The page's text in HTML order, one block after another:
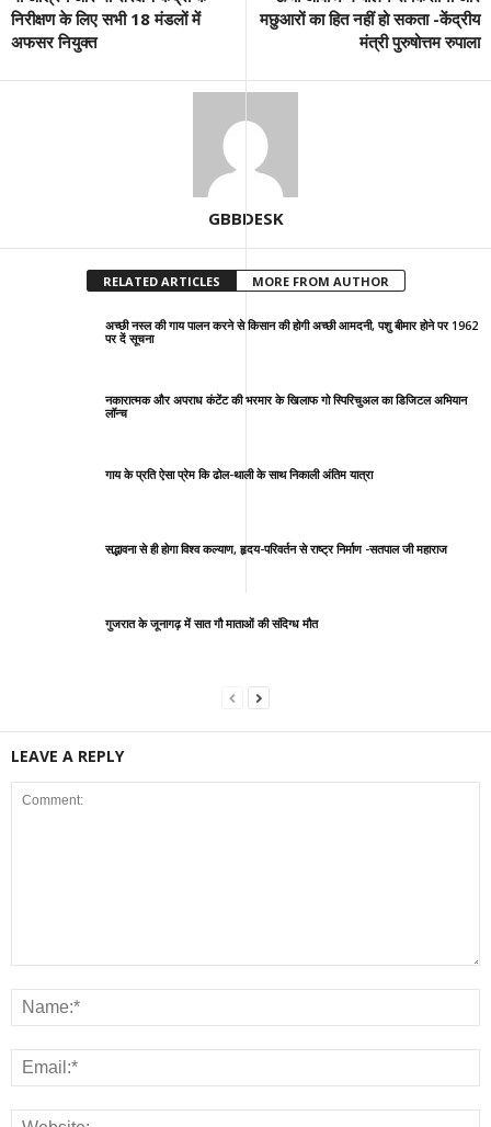
निरीक्षण के लिए सभी 18 मंडलों में
अफसर नियुक्त
मछुआरों का हित नहीं हो सकता -केंद्रीय
मंत्री पुरुषोत्तम रुपाला
GBBDESK
RELATED ARTICLES MORE FROM AUTHOR
अच्छी नस्ल की गाय पालन करने से किसान की होगी अच्छी आमदनी, पशु बीमार होने पर 1962
पर दें सूचना
नकारात्मक और अपराध कंटेंट की भरमार के खिलाफ गो स्पिरिचुअल का डिजिटल अभियान
लॉन्च
गाय के प्रति ऐसा प्रेम कि ढोल-थाली के साथ निकाली अंतिम यात्रा
सद्भावना से ही होगा विश्व कल्याण, हृदय-परिवर्तन से राष्ट्र निर्माण -सतपाल जी महाराज
गुजरात के जूनागढ़ में सात गौ माताओं की संदिग्ध मौत
LEAVE A REPLY